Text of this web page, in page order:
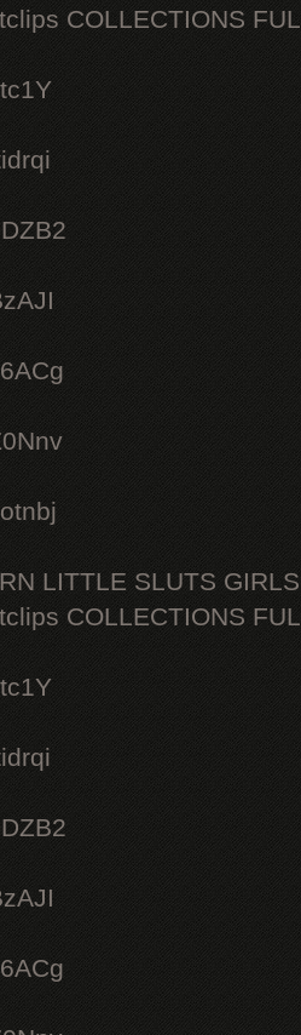
COLLECTIONS
LITTLE SLUTS
COLLECTIONS